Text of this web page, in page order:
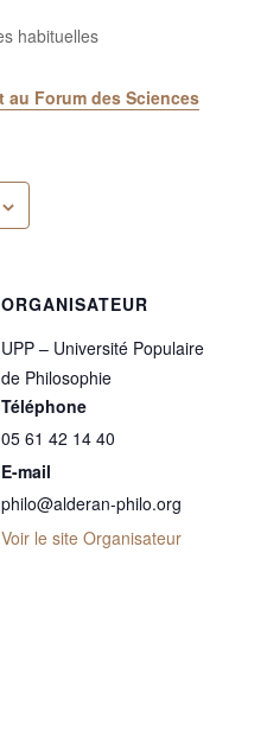
habituelles
au Forum des Sciences
ORGANISATEUR
UPP – Université Populaire
de Philosophie
Téléphone
05 61 42 14 40
E-mail
philo@alderan-philo.org
Voir le site Organisateur